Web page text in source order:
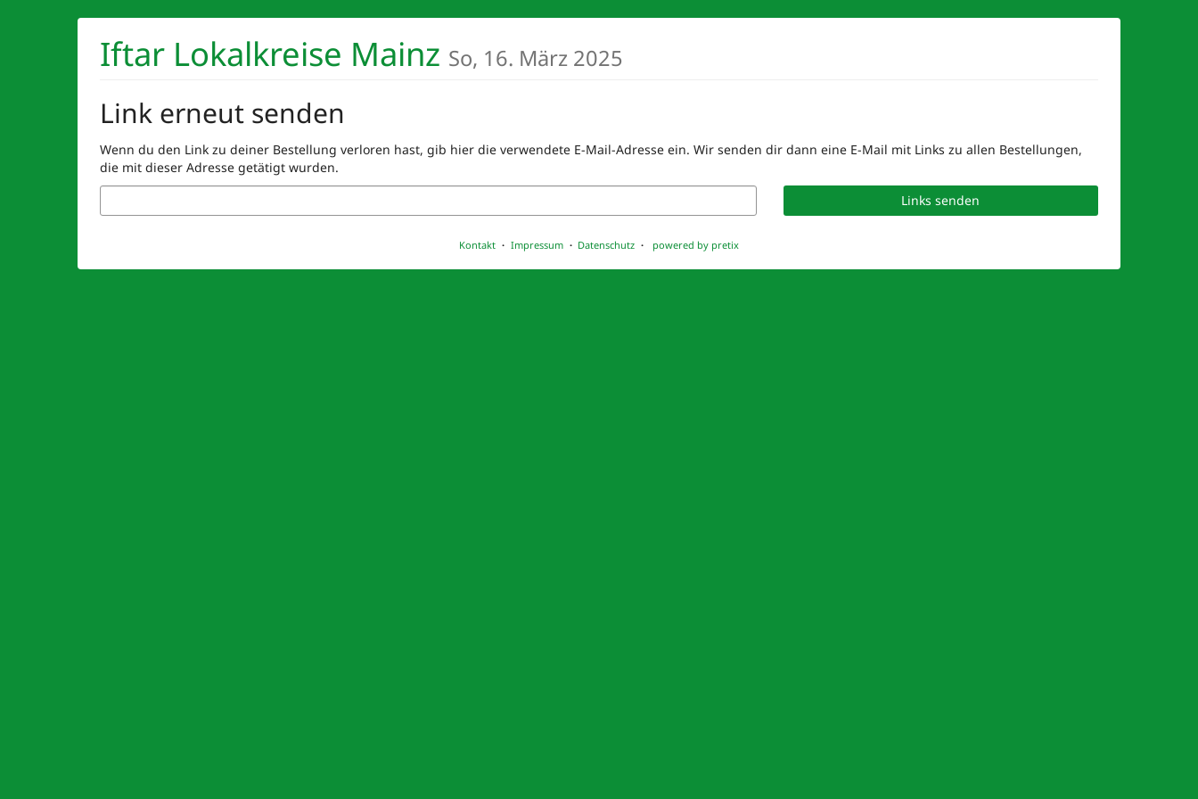
Iftar Lokalkreise Mainz So, 16. März 2025
Link erneut senden
Wenn du den Link zu deiner Bestellung verloren hast, gib hier die verwendete E-Mail-Adresse ein. Wir senden dir dann eine E-Mail mit Links zu allen Bestellungen,
die mit dieser Adresse getätigt wurden.
E-
Mail
Links senden
Kontakt Impressum Datenschutz powered by pretix